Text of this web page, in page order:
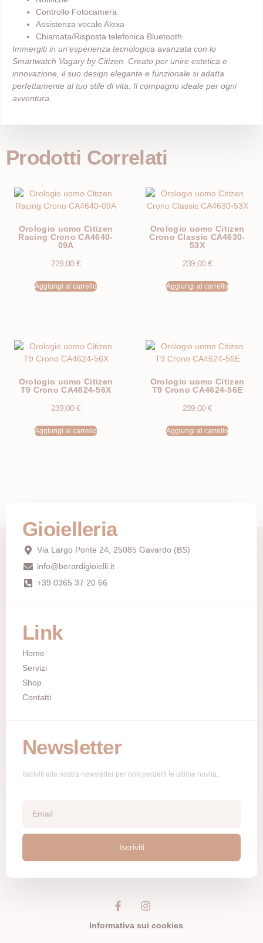
Controllo Fotocamera
Assistenza vocale Alexa
Chiamata/Risposta telefonica Bluetooth
Immergiti in un’esperienza tecnologica avanzata con lo
Smartwatch Vagary by Citizen. Creato per unire estetica e
innovazione, il suo design elegante e funzionale si adatta
perfettamente al tuo stile di vita. Il compagno ideale per ogni
avventura.
Prodotti Correlati
Orologio uomo Citizen
Racing Crono CA4640-
09A
229,00 €
Aggiungi al carrello
Orologio uomo Citizen
Crono Classic CA4630-
53X
239,00 €
Aggiungi al carrello
Orologio uomo Citizen
T9 Crono CA4624-56X
239,00 €
Aggiungi al carrello
Orologio uomo Citizen
T9 Crono CA4624-56E
239,00 €
Aggiungi al carrello
Gioielleria
Via Largo Ponte 24, 25085 Gavardo (BS)
info@berardigioielli.it
+39 0365 37 20 66
Link
Home
Servizi
Shop
Contatti
Newsletter
Iscriviti alla nostra newsletter per non perderti le ultime novità.
Iscriviti
Informativa sui cookies